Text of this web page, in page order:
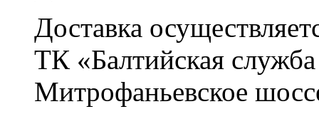
Доставка
ТК «Балтийская
Митрофаньевское